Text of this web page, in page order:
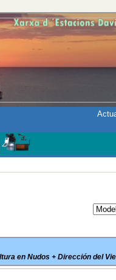
en Nudos + Dirección del